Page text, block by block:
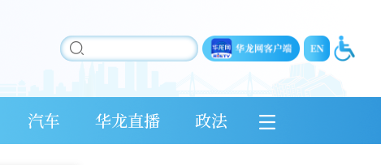
汽车 华龙直播 政法